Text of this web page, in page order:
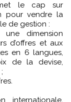
pour vendre la
de gestion :
dimension
d’offres et aux
en 6 langues,
de la devise,
internationale,